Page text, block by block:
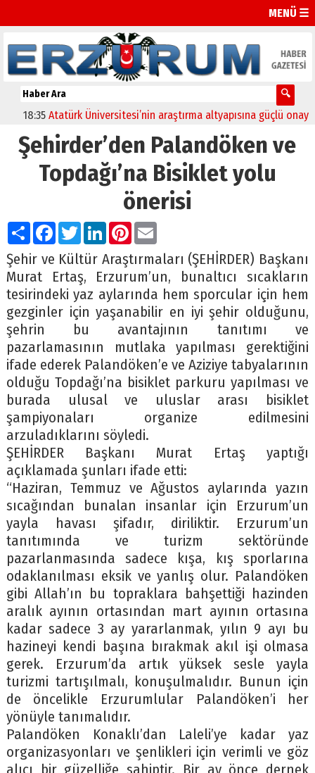
MENÜ ☰
Atatürk Üniversitesi’nin araştırma altyapısına güçlü onay
Şehirder’den Palandöken ve
Topdağı’na Bisiklet yolu
önerisi
PaylaşFacebook
TwitterLinkedIn
Pinterest
Email
Şehir ve Kültür Araştırmaları (ŞEHİRDER) Başkanı
Murat Ertaş, Erzurum’un, bunaltıcı sıcakların
tesirindeki yaz aylarında hem sporcular için hem
gezginler için yaşanabilir en iyi şehir olduğunu,
şehrin bu avantajının tanıtımı ve
pazarlamasının mutlaka yapılması gerektiğini
ifade ederek Palandöken’e ve Aziziye tabyalarının
olduğu Topdağı’na bisiklet parkuru yapılması ve
burada ulusal ve uluslar arası bisiklet
şampiyonaları organize edilmesini
arzuladıklarını söyledi.
ŞEHİRDER Başkanı Murat Ertaş yaptığı
açıklamada şunları ifade etti:
“Haziran, Temmuz ve Ağustos aylarında yazın
sıcağından bunalan insanlar için Erzurum’un
yayla havası şifadır, diriliktir. Erzurum’un
tanıtımında ve turizm sektöründe
pazarlanmasında sadece kışa, kış sporlarına
odaklanılması eksik ve yanlış olur. Palandöken
gibi Allah’ın bu topraklara bahşettiği hazinden
aralık ayının ortasından mart ayının ortasına
kadar sadece 3 ay yararlanmak, yılın 9 ayı bu
hazineyi kendi başına bırakmak akıl işi olmasa
gerek. Erzurum’da artık yüksek sesle yayla
turizmi tartışılmalı, konuşulmalıdır. Bunun için
de öncelikle Erzurumlular Palandöken’i her
yönüyle tanımalıdır.
Palandöken Konaklı’dan Laleli’ye kadar yaz
organizasyonları ve şenlikleri için verimli ve göz